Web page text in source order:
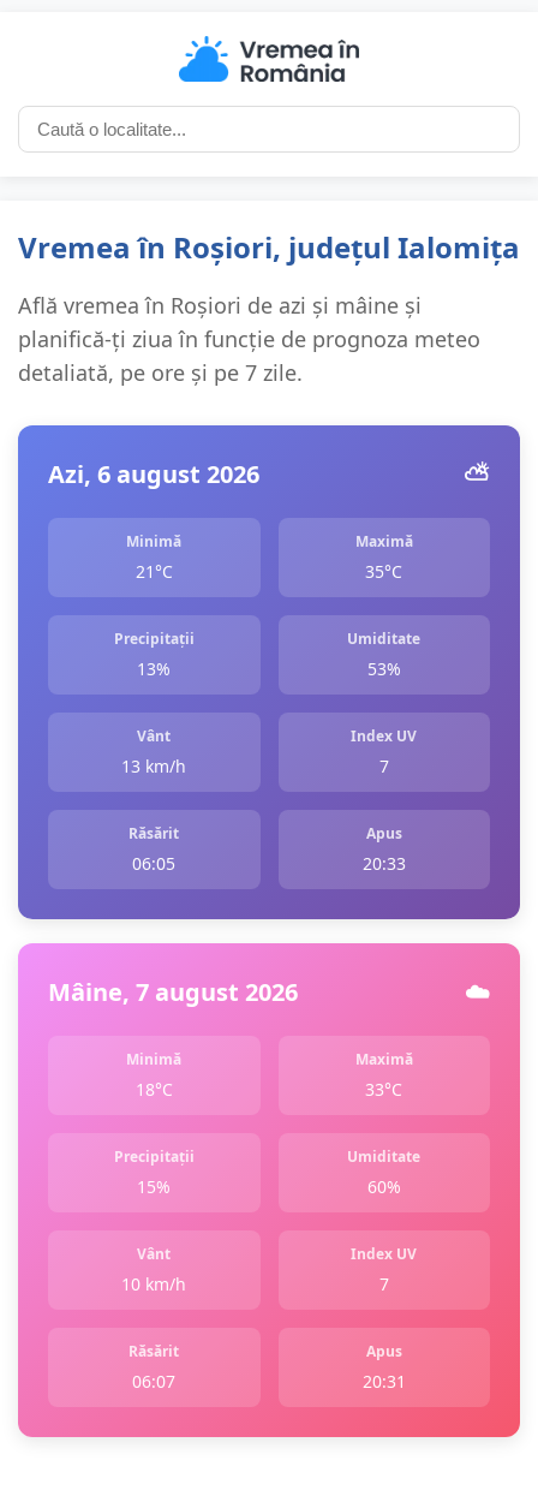
Vremea în Roșiori, județul Ialomița
Află vremea în Roșiori de azi și mâine și
planifică-ți ziua în funcție de prognoza meteo
detaliată, pe ore și pe 7 zile.
Azi, 6 august 2026 ⛅️
Minimă
21°C
Maximă
35°C
Precipitații
13%
Umiditate
53%
Vânt
13 km/h
Index UV
7
Răsărit
06:05
Apus
20:33
Mâine, 7 august 2026 ☁️
Minimă
18°C
Maximă
33°C
Precipitații
15%
Umiditate
60%
Vânt
10 km/h
Index UV
7
Răsărit
06:07
Apus
20:31